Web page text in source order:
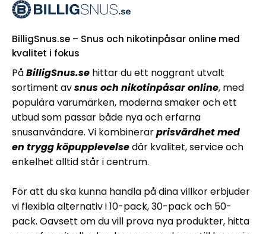
BilligSnus.se – Snus och nikotinpåsar online med
kvalitet i fokus
PåBilligSnus.sehittar du ett noggrant utvalt
sortiment avsnus och nikotinpåsar online, med
populära varumärken, moderna smaker och ett
utbud som passar både nya och erfarna
snusanvändare. Vi kombinerarprisvärdhet med
en trygg köpupplevelsedär kvalitet, service och
enkelhet alltid står i centrum.
För att du ska kunna handla på dina villkor erbjuder
vi flexibla alternativ i 10-pack, 30-pack och 50-
pack. Oavsett om du vill prova nya produkter, hitta